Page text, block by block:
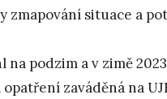
zmapování situace a
podzim a v zimě
zaváděná na